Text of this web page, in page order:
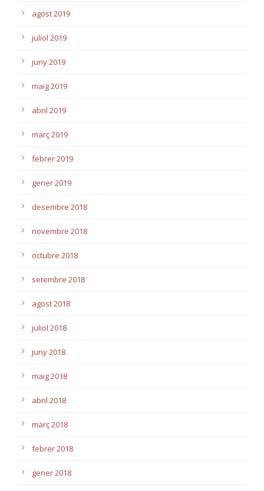
agost 2019
juliol 2019
juny 2019
maig 2019
abril 2019
març 2019
febrer 2019
gener 2019
desembre 2018
novembre 2018
octubre 2018
setembre 2018
agost 2018
juliol 2018
juny 2018
maig 2018
abril 2018
març 2018
febrer 2018
gener 2018